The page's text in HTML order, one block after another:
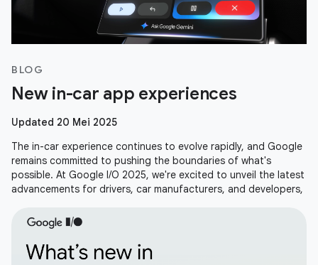
BLOG
New in-car app experiences
Updated 20 Mei 2025
The in-car experience continues to evolve rapidly, and Google
remains committed to pushing the boundaries of what's
possible. At Google I/O 2025, we're excited to unveil the latest
advancements for drivers, car manufacturers, and developers,